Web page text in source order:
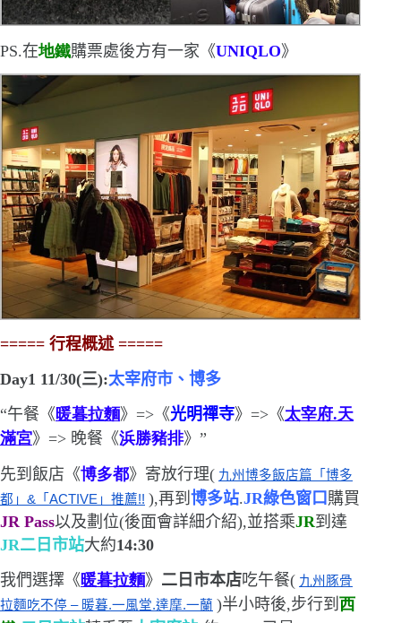
PS.在地鐵購票處後方有一家《UNIQLO》
===== 行程概述=====
Day1 11/30(三):太宰府市、博多
“午餐《暖暮拉麵》 => 《光明禪寺》 => 《太宰府.天
滿宮》 => 晚餐《浜勝豬排》 ”
先到飯店《博多都》寄放行理( 九州博多飯店篇「博多
都」&「ACTIVE」推薦!! ),再到 博多站.JR綠色窗口 購買
JR Pass以及劃位(後面會詳細介紹),並搭乘JR到達
JR二日市站大約14:30
我們選擇《暖暮拉麵》 二日市本店吃午餐( 九州豚骨
拉麵吃不停 – 暖暮.一風堂.達摩.一蘭 )半小時後,步行到 西